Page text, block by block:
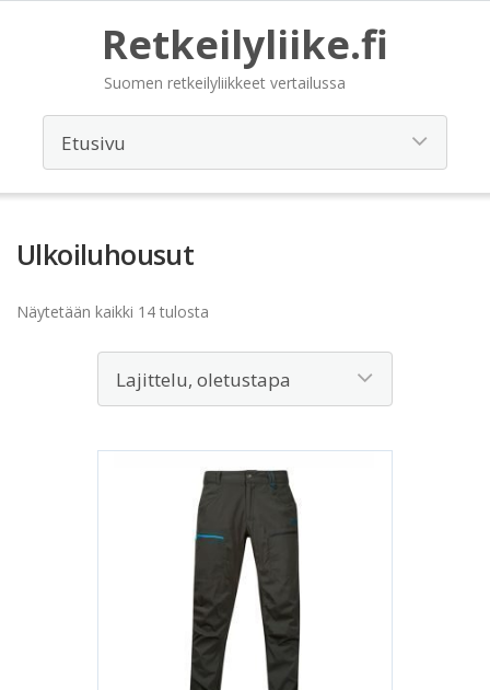
Retkeilyliike.fi
Suomen retkeilyliikkeet vertailussa
Ulkoiluhousut
Näytetään kaikki 14 tulosta